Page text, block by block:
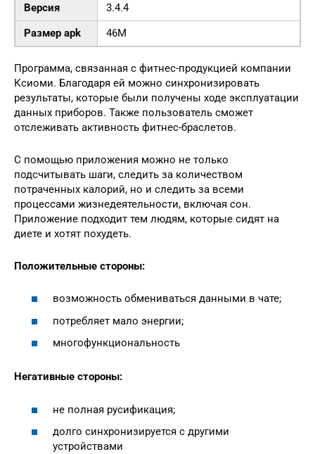
Версия
3.4.4
Размер apk
46M
Программа, связанная с фитнес-продукцией компании
Ксиоми. Благодаря ей можно синхронизировать
результаты, которые были получены ходе эксплуатации
данных приборов. Также пользователь сможет
отслеживать активность фитнес-браслетов.
С помощью приложения можно не только
подсчитывать шаги, следить за количеством
потраченных калорий, но и следить за всеми
процессами жизнедеятельности, включая сон.
Приложение подходит тем людям, которые сидят на
диете и хотят похудеть.
Положительные стороны:
возможность обмениваться данными в чате;
потребляет мало энергии;
многофункциональность
Негативные стороны:
не полная русификация;
долго синхронизируется с другими
устройствами